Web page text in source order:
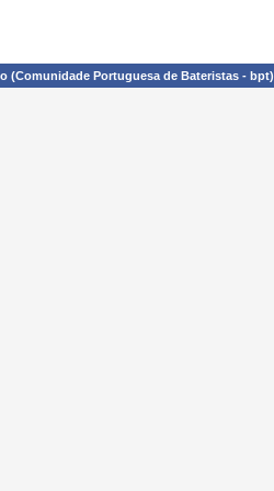
(Comunidade Portuguesa de Bateristas - bpt)